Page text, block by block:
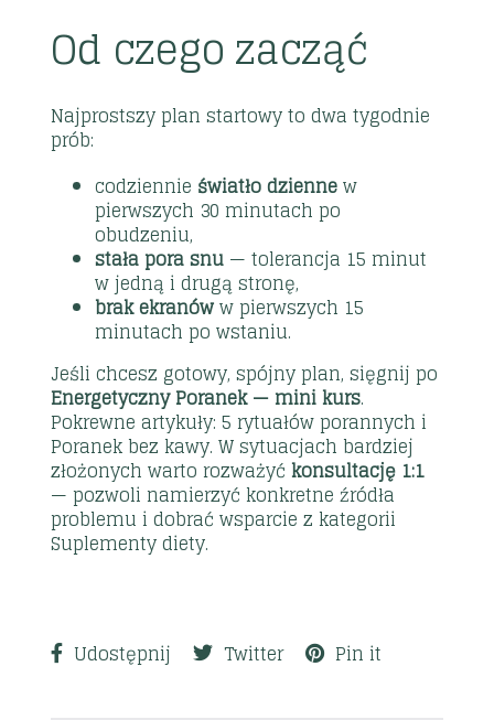
Od czego zacząć
Najprostszy plan startowy to dwa tygodnie
prób:
codziennie światło dziennew
pierwszych 30 minutach po
obudzeniu,
stała pora snu — tolerancja 15 minut
w jedną i drugą stronę,
brak ekranóww pierwszych 15
minutach po wstaniu.
Jeśli chcesz gotowy, spójny plan, sięgnij po
Energetyczny Poranek — mini kurs.
Pokrewne artykuły:5 rytuałów porannych i
Poranek bez kawy. W sytuacjach bardziej
złożonych warto rozważyćkonsultację 1:1
— pozwoli namierzyć konkretne źródła
problemu i dobrać wsparcie z kategorii
Suplementy diety.
Udostępnij Twitter Pin it